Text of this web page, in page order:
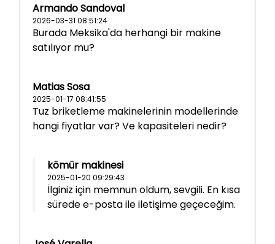
Armando Sandoval
2026-03-31 08:51:24
Burada Meksika'da herhangi bir makine
satılıyor mu?
Matias Sosa
2025-01-17 08:41:55
Tuz briketleme makinelerinin modellerinde
hangi fiyatlar var? Ve kapasiteleri nedir?
kömür makinesi
2025-01-20 09:29:43
İlginiz için memnun oldum, sevgili. En kısa
sürede e-posta ile iletişime geçeceğim.